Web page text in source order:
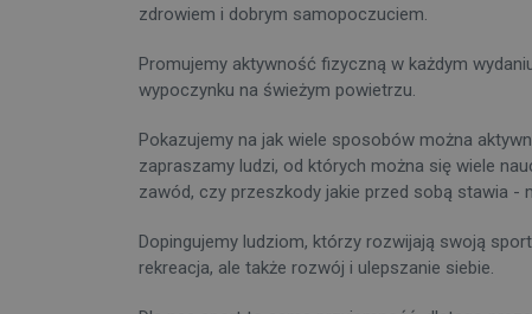
zdrowiem i dobrym samopoczuciem.
Promujemy aktywność fizyczną w każdym
wypoczynku na świeżym powietrzu.
Pokazujemy na jak wiele sposobów można
zapraszamy ludzi, od których można się wiele
zawód, czy przeszkody jakie przed sobą stawia -
Dopingujemy ludziom, którzy rozwijają swoją
rekreacja, ale także rozwój i ulepszanie siebie.